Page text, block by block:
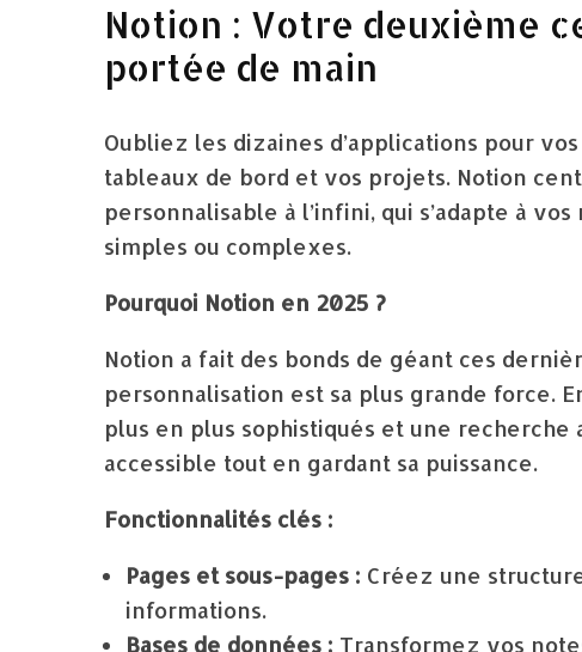
Notion : Votre deuxième
portée de main
Oubliez les dizaines d’applications pour
tableaux de bord et vos projets. Notion
personnalisable à l’infini, qui s’adapte à
simples ou complexes.
Pourquoi Notion en 2025 ?
Notion a fait des bonds de géant ces
personnalisation est sa plus grande force.
plus en plus sophistiqués et une
accessible tout en gardant sa puissance.
Fonctionnalités clés :
Pages et sous-pages : Créez une
informations.
Bases de données : Transformez vos